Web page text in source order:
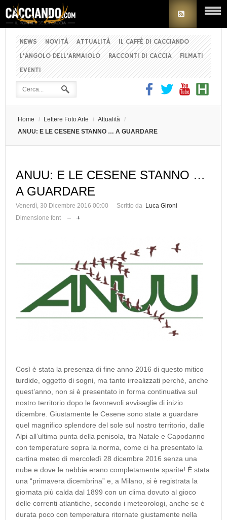
NEWS NOVITÀ ATTUALITÀ
IL CAFFÈ DI CACCIANDO
L'ANGOLO DELL'ARMAIOLO
RACCONTI DI CACCIA
FILMATI
EVENTI
Home / Lettere Foto Arte / Attualità /
ANUU: E LE CESENE STANNO … A GUARDARE
ANUU: E LE CESENE STANNO …
A GUARDARE
Venerdì, 30 Dicembre 2016 00:00 Scritto da Luca Gironi
Dimensione font
Così è stata la presenza di fine anno 2016 di questo mitico
turdide, oggetto di sogni, ma tanto irrealizzati perché, anche
quest’anno, non si è presentato in forma continuativa sul
nostro territorio dopo le favorevoli avvisaglie di inizio
dicembre. Giustamente le Cesene sono state a guardare
quel magnifico splendore del sole sul nostro territorio, dalle
Alpi all’ultima punta della penisola, tra Natale e Capodanno
con temperature sopra la norma, come ci ha presentato la
cartina meteo di mercoledì 28 dicembre 2016 senza una
nube e dove le nebbie erano completamente sparite! È stata
una “primavera dicembrina” e, a Milano, si è registrata la
giornata più calda dal 1899 con un clima dovuto al gioco
delle correnti atlantiche, secondo i meteorologi, anche se è
durata poco con temperatura ritornate giustamente nella